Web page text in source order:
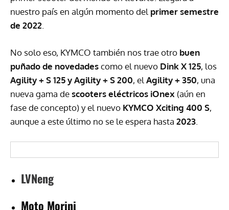
nuestro país en algún momento del primer semestre
de 2022.
No solo eso, KYMCO también nos trae otro buen
puñado de novedadescomo el nuevo Dink X 125, los
Agility + S 125 y Agility + S 200, elAgility + 350, una
nueva gama descooters eléctricos iOnex(aún en
fase de concepto) y el nuevo KYMCO Xciting 400 S,
aunque a este último no se le espera hasta 2023.
LVNeng
Moto Morini